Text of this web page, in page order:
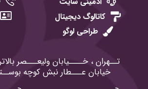
کاتالوگ دیجیتال
طراحی لوگو
تــهران ، خــــیابان ولیعـــصر
خیابان عـــطار نبش کوچه